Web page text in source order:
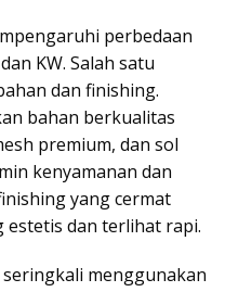
perbedaan
KW. Salah satu
dan finishing.
bahan berkualitas
premium, dan sol
kenyamanan dan
yang cermat
estetis dan terlihat rapi.
seringkali menggunakan